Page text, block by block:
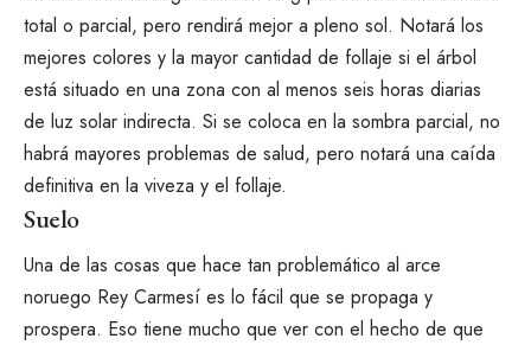
total o parcial, pero rendirá mejor a pleno sol. Notará los
mejores colores y la mayor cantidad de follaje si el árbol
está situado en una zona con al menos seis horas diarias
de luz solar indirecta. Si se coloca en la sombra parcial, no
habrá mayores problemas de salud, pero notará una caída
definitiva en la viveza y el follaje.
Suelo
Una de las cosas que hace tan problemático al arce
noruego Rey Carmesí es lo fácil que se propaga y
prospera. Eso tiene mucho que ver con el hecho de que